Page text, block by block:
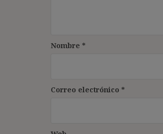
Nombre *
Correo electrónico *